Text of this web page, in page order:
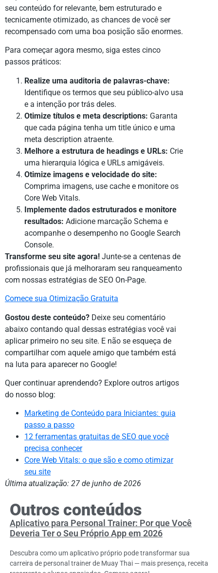
seu conteúdo for relevante, bem estruturado e
tecnicamente otimizado, as chances de você ser
recompensado com uma boa posição são enormes.
Para começar agora mesmo, siga estes cinco
passos práticos:
Realize uma auditoria de palavras-chave:
Identifique os termos que seu público-alvo usa
e a intenção por trás deles.
Otimize títulos e meta descriptions: Garanta
que cada página tenha um title único e uma
meta description atraente.
Melhore a estrutura de headings e URLs: Crie
uma hierarquia lógica e URLs amigáveis.
Otimize imagens e velocidade do site:
Comprima imagens, use cache e monitore os
Core Web Vitals.
Implemente dados estruturados e monitore
resultados: Adicione marcação Schema e
acompanhe o desempenho no Google Search
Console.
Transforme seu site agora! Junte-se a centenas de
profissionais que já melhoraram seu ranqueamento
com nossas estratégias de SEO On-Page.
Comece sua Otimização Gratuita
Gostou deste conteúdo? Deixe seu comentário
abaixo contando qual dessas estratégias você vai
aplicar primeiro no seu site. E não se esqueça de
compartilhar com aquele amigo que também está
na luta para aparecer no Google!
Quer continuar aprendendo? Explore outros artigos
do nosso blog:
Marketing de Conteúdo para Iniciantes: guia
passo a passo
12 ferramentas gratuitas de SEO que você
precisa conhecer
Core Web Vitals: o que são e como otimizar
seu site
Última atualização: 27 de junho de 2026
Outros conteúdos
Aplicativo para Personal Trainer: Por que Você
Deveria Ter o Seu Próprio App em 2026
Descubra como um aplicativo próprio pode transformar sua
carreira de personal trainer de Muay Thai — mais presença, receita